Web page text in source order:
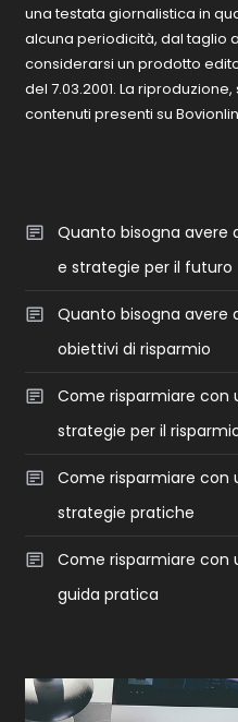
una testata giornalistica in
alcuna periodicità, dal taglio
considerarsi un prodotto
del 7.03.2001. La
contenuti presenti su
Quanto bisogna avere
e strategie per il futuro
Quanto bisogna avere
obiettivi di risparmio
Come risparmiare con
strategie per il
Come risparmiare con
strategie pratiche
Come risparmiare con
guida pratica